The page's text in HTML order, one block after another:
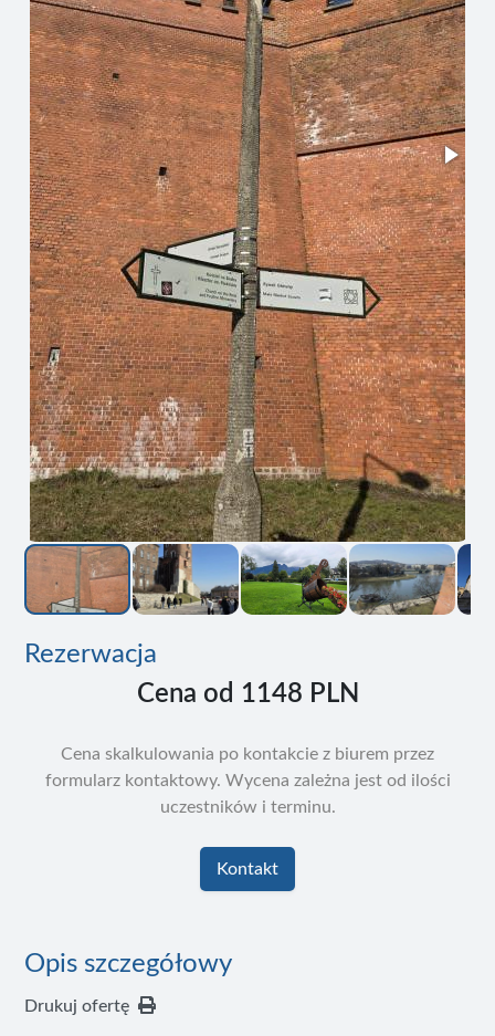
Rezerwacja
Cena od 1148 PLN
Cena skalkulowania po kontakcie z biurem przez
formularz kontaktowy. Wycena zależna jest od ilości
uczestników i terminu.
Kontakt
Opis szczegółowy
Drukuj ofertę